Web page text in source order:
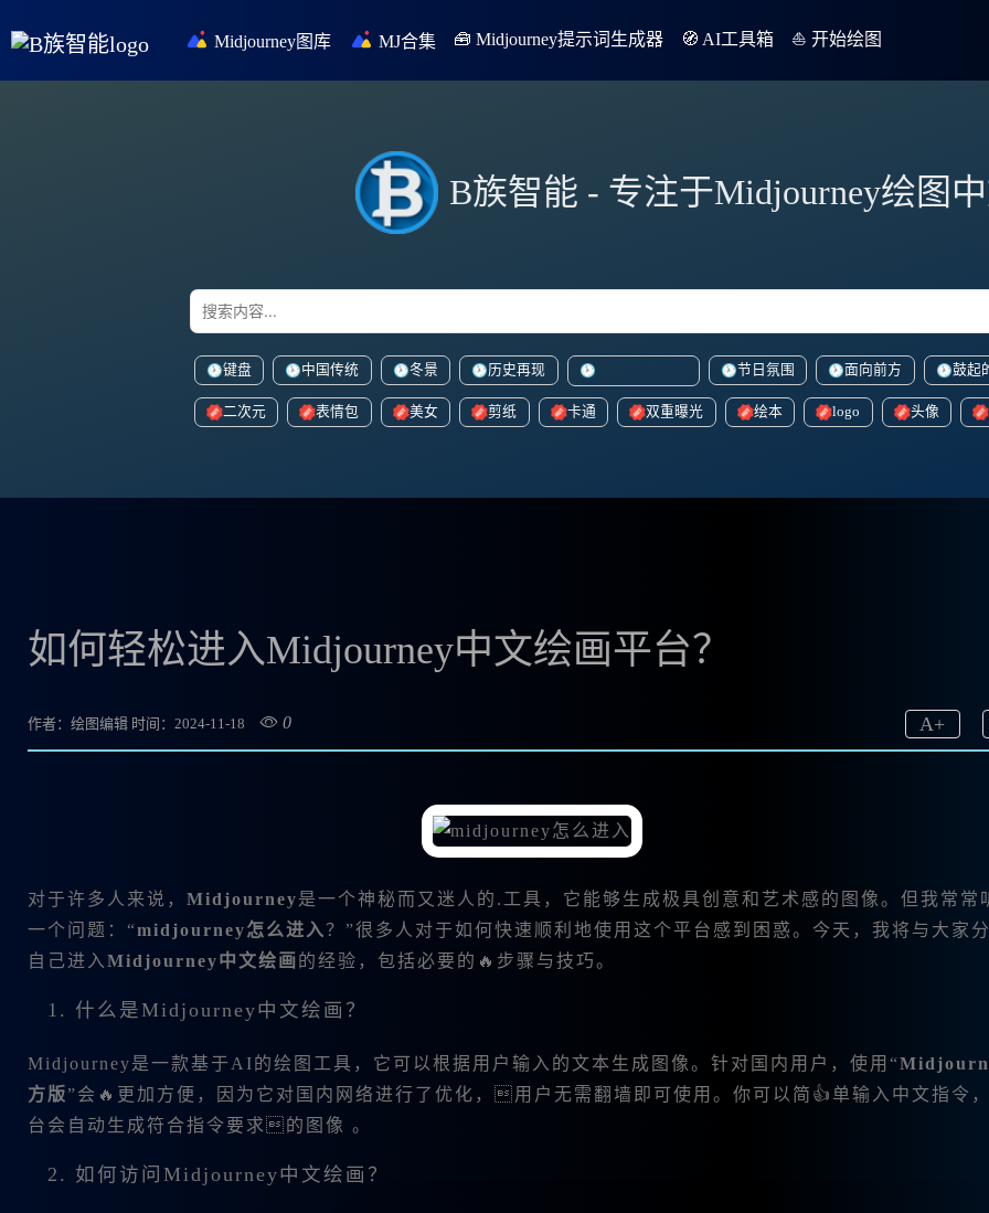
Midjourney图库 MJ合集 🧰 Midjourney提示词生成器 🧭 AI工具箱 ⛵️ 开始绘图
B族智能 - 专注于Midjourney绘图
键盘 中国传统 冬景
历史再现
vibrantcartoonish
节日氛围 面向前方 鼓起
二次元 表情包 美女 剪纸 卡通 双重曝光 绘本 logo 头像
如何轻松进入Midjourney中文绘画平台？
作者：绘图编辑 时间：2024-11-18 0 A+
对于许多人来说， Midjourney是一个神秘而又迷人的.工具，它能够生成极具创意和艺术感的图像。但我常常
一个问题：“midjourney怎么进入？”很多人对于如何快速顺利地使用这个平台感到困惑。今天，我将与大家
自己进入 Midjourney中文绘画的经验，包括必要的🔥步骤与技巧。
1. 什么是Midjourney中文绘画？
Midjourney是一款基于AI的绘图工具，它可以根据用户输入的文本生成图像。针对国内用户，使用“
方版”会🔥更加方便，因为它对国内网络进行了优化，用户无需翻墙即可使用。你可以简👍单输入中文指令
台会自动生成符合指令要求的图像 。
2. 如何访问Midjourney中文绘画？